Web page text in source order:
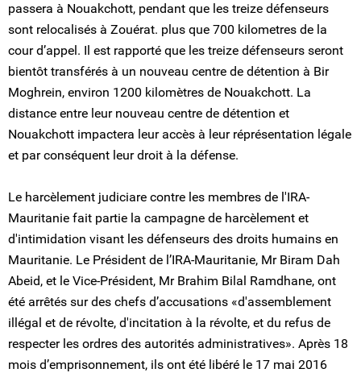
passera à Nouakchott, pendant que les treize défenseurs
sont relocalisés à Zouérat. plus que 700 kilometres de la
cour d’appel. Il est rapporté que les treize défenseurs seront
bientôt transférés à un nouveau centre de détention à Bir
Moghrein, environ 1200 kilomètres de Nouakchott. La
distance entre leur nouveau centre de détention et
Nouakchott impactera leur accès à leur réprésentation légale
et par conséquent leur droit à la défense.
Le harcèlement judiciare contre les membres de l'IRA-
Mauritanie fait partie la campagne de harcèlement et
d'intimidation visant les défenseurs des droits humains en
Mauritanie. Le Président de l’IRA-Mauritanie, Mr Biram Dah
Abeid, et le Vice-Président, Mr Brahim Bilal Ramdhane, ont
été arrêtés sur des chefs d’accusations «d'assemblement
illégal et de révolte, d'incitation à la révolte, et du refus de
respecter les ordres des autorités administratives». Après 18
mois d’emprisonnement, ils ont été libéré le 17 mai 2016